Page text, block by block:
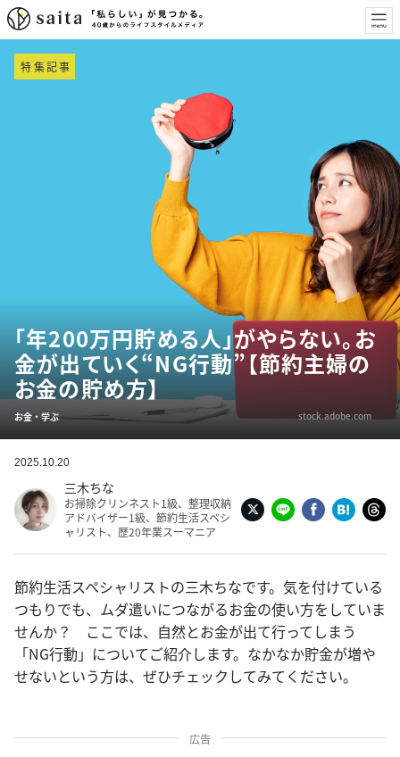
特集記事
「年200万円貯める人」がやらない。お
金が出ていく“NG行動”【節約主婦の
お金の貯め方】
お金・学ぶ stock.adobe.com
2025.10.20
三木ちな
お掃除クリンネスト1級、整理収納
アドバイザー1級、節約生活スペシ
ャリスト、歴20年業スーマニア
節約生活スペシャリストの三木ちなです。気を付けている
つもりでも、ムダ遣いにつながるお金の使い方をしていま
せんか？ ここでは、自然とお金が出て行ってしまう
「NG行動」についてご紹介します。なかなか貯金が増や
せないという方は、ぜひチェックしてみてください。
広告